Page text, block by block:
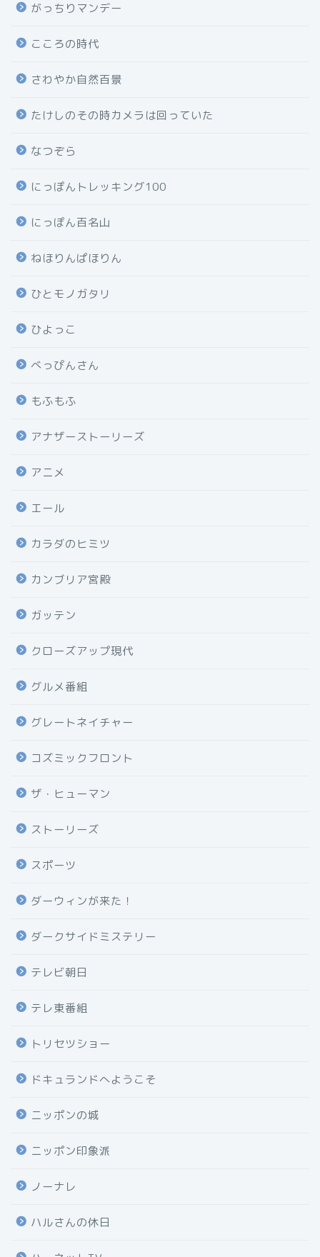
がっちりマンデー
こころの時代
さわやか自然百景
たけしのその時カメラは回っていた
なつぞら
にっぽんトレッキング100
にっぽん百名山
ねほりんぱほりん
ひとモノガタリ
ひよっこ
べっぴんさん
もふもふ
アナザーストーリーズ
アニメ
エール
カラダのヒミツ
カンブリア宮殿
ガッテン
クローズアップ現代
グルメ番組
グレートネイチャー
コズミックフロント
ザ・ヒューマン
ストーリーズ
スポーツ
ダーウィンが来た！
ダークサイドミステリー
テレビ朝日
テレ東番組
トリセツショー
ドキュランドへようこそ
ニッポンの城
ニッポン印象派
ノーナレ
ハルさんの休日